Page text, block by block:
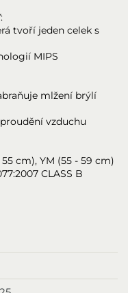
tvoří jeden celek s
MIPS
mlžení brýlí
vzduchu
cm), YM (55 - 59 cm)
CLASS B